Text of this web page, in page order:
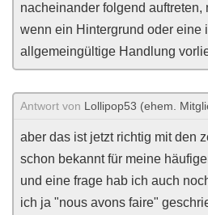
nacheinander folgend auftreten,
wenn ein Hintergrund oder eine
allgemeingültige Handlung
Antwort von Lollipop53 (ehem.
aber das ist jetzt richtig mit den
schon bekannt für meine
und eine frage hab ich auch
ich ja "nous avons faire"